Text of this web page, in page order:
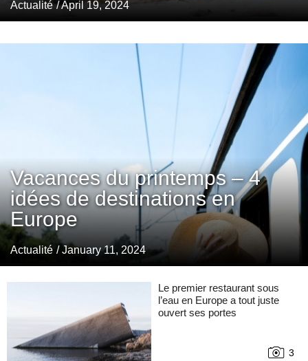
Actualité / April 19, 2024
Vacances du printemps – 4
idées de destinations en
Europe
Actualité / January 11, 2024
Le premier restaurant sous
l’eau en Europe a tout juste
ouvert ses portes
3